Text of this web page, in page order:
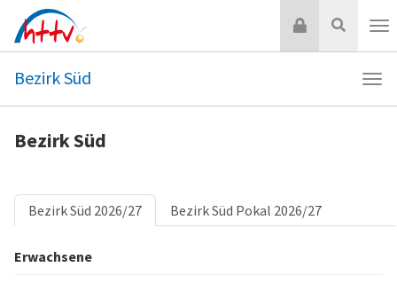
Inhalt
springen
Suche
Login
Bezirk Süd
Bezirk Süd
Bezirk Süd 2026/27 Bezirk Süd Pokal 2026/27
Erwachsene